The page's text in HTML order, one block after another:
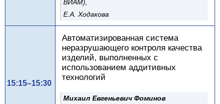
ВИАМ),
Е.А. Ходакова
15:15–15:30
Автоматизированная система
неразрушающего контроля качества
изделий, выполненных с
использованием аддитивных
технологий
Михаил Евгеньевич Фоминов